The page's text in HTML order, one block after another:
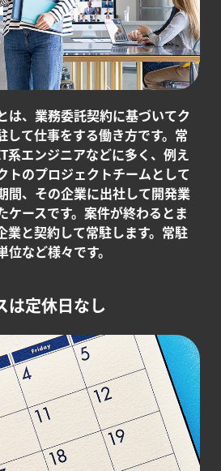
は、業務委託契約に基づいてク
して仕事をする働き方です。常
系エンジニアなどに多く、例え
トのプロジェクトチームとして
間、その企業に出社して開発業
ケースです。案件が終わるとま
業と契約して常駐します。常駐
など様々です。
は定休日なし